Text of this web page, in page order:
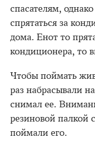
спасателям,
спрятаться за
дома. Енот то
кондиционера, то
Чтобы поймать
раз набрасывали
снимал ее.
резиновой палкой
поймали его.